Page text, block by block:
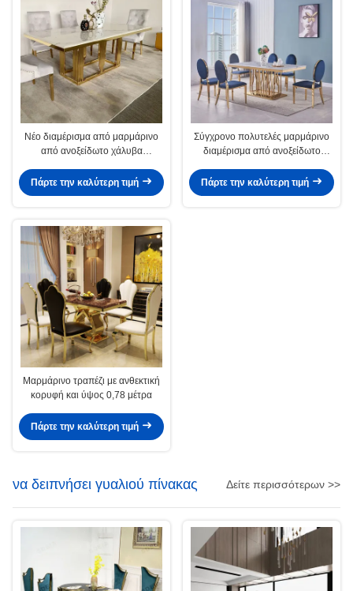
Νέο διαμέρισμα από μαρμάρινο
από ανοξείδωτο χάλυβα
Πάρτε την καλύτερη τιμή
Σύγχρονο πολυτελές μαρμάρινο
διαμέρισμα από ανοξείδωτο
Πάρτε την καλύτερη τιμή
Μαρμάρινο τραπέζι με ανθεκτική
κορυφή και ύψος 0,78 μέτρα
Πάρτε την καλύτερη τιμή
να δειπνήσει γυαλιού πίνακας Δείτε περισσότερων >>